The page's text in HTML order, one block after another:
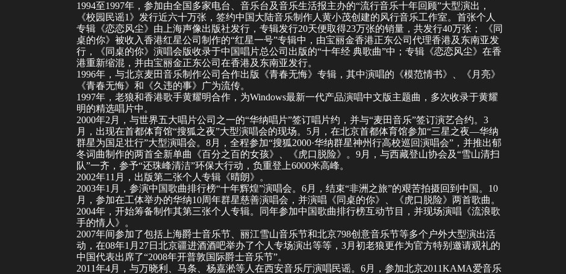
1994至1997年，参加由全国多家电台、音乐台及音乐生活报主办的“流行音乐十年回顾”大型演出，
《校园民谣1》发行近六十万张，签约中国大陆音乐制作人 黄小茂创建的风行音乐工作室。首张个人
专辑《恋恋风尘》由上海声像出版社发行，专辑发行20天便取得23万张的销量，共发行40万张； 《同
桌的你》被收入香港红星公司制作的“红星一号”专辑中，由宝丽金香港正东公司代理香港及东南亚发
行，《同桌的你》演唱会版收录于中国唱片总公司出版的“十年经 典歌曲”中；专辑《恋恋风尘》在香
港重新缩混，并由宝丽金正东公司在香港及东南亚发行。
1996年，与北京麦田音乐制作公司合作出版《青春无悔》专辑，其中演唱的《模范情书》、《月亮》
《青春无悔》和《久违的事》广为流传。
1997年，老狼和香港歌手黄耀明合作，为Windows最新一代产品演唱中文版主题曲，多次收录于黄耀
明的精选唱片中。
2000年2月，与世界五大唱片公司之一的“华纳唱片”签订唱片约，并与“麦田音乐”签订演艺合约。3
月，出现在首都体育馆“搜狐之夜”大型演唱会的现场。5月，在北京首都体育馆参加“三星之夜—华纳
群星为国足壮行”大型演唱会。8月，全程参加“搜狐2000·华纳群星神州行高校巡回演唱会”，并推出郁
冬词曲制作的两首全新单曲《百分之百的女孩》、《虎口脱险》。9月，与西藏登山协会及“雪山清扫
队”一齐，参予“还珠峰清洁”环保大行动，负重登上6000米高峰。
2002年11月，出版第二张个人专辑《晴朗》。
2003年1月，参演中国歌曲排行榜“十年辉煌”演唱会。6月，结束“非洲之旅”的艰苦拍摄回到中国。10
月，参加在工体举办的华纳10周年群星慈善演唱会，并演唱《同桌的你》、《虎口脱险》两首歌曲。
2004年，开始筹备制作其第三张个人专辑。同年参加中国歌曲排行榜互动节目，并现场演唱《流浪歌
手的情人 》。
2007年间参加了包括 上海爵士音乐节 丽江雪山音乐节和北京798创意音乐节等多个户外大型演出活
动，在08年1月27日北京疆进酒酒吧举办了个人专场演出等等，3月初老狼更作为官方特别邀请观礼的
中国代表出席了“2008年开普敦国际爵士音乐节”。
2011年4月，与万晓利 马条 杨嘉淞等人在西安音乐厅演唱民谣。6月，参加北京2011KAMA爱音乐